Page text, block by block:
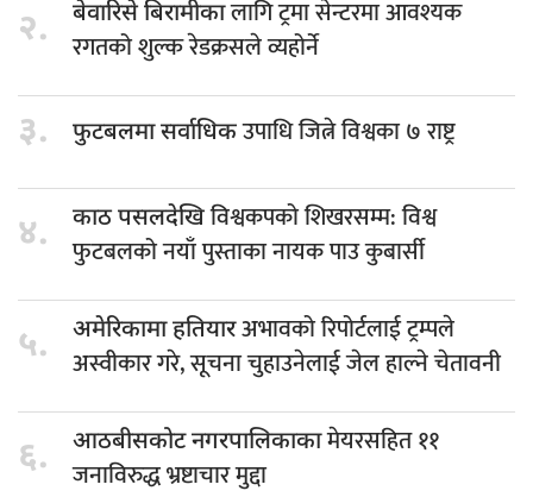
२. बेवारिसे बिरामीकालागि ट्रमा सेन्टरमा आवश्यक
रगतको शुल्क रेडक्रसले व्यहोर्ने
३. फुटबलमा सर्वाधिकउपाधि जित्ने विश्वका ७ राष्ट्र
४. काठ पसलदेखिविश्वकपको शिखरसम्म: विश्व
फुटबलको नयाँ पुस्ताका नायक पाउ कुबार्सी
५. अमेरिकामा हतियारअभावको रिपोर्टलाई ट्रम्पले
अस्वीकार गरे, सूचना चुहाउनेलाई जेल हाल्ने चेतावनी
६. आठबीसकोट नगरपालिकाकामेयरसहित ११
जनाविरुद्ध भ्रष्टाचार मुद्दा